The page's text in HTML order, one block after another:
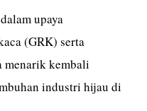
upaya
(GRK) serta
menarik kembali
industri hijau di